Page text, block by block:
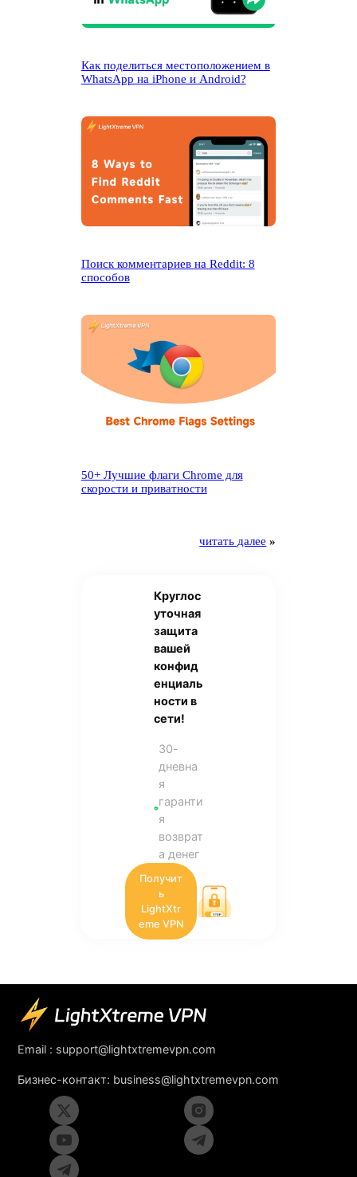
Как поделиться местоположением в
WhatsApp на iPhone и Android?
Поиск комментариев на Reddit: 8
способов
50+ Лучшие флаги Chrome для
скорости и приватности
читать далее »
Круглос
уточная
защита
вашей
конфид
енциаль
ности в
сети!
30-
дневна
я
гаранти
я
возврат
а денег
Получит
ь
LightXtr
eme VPN
Email : support@lightxtremevpn.com
Бизнес-контакт: business@lightxtremevpn.com